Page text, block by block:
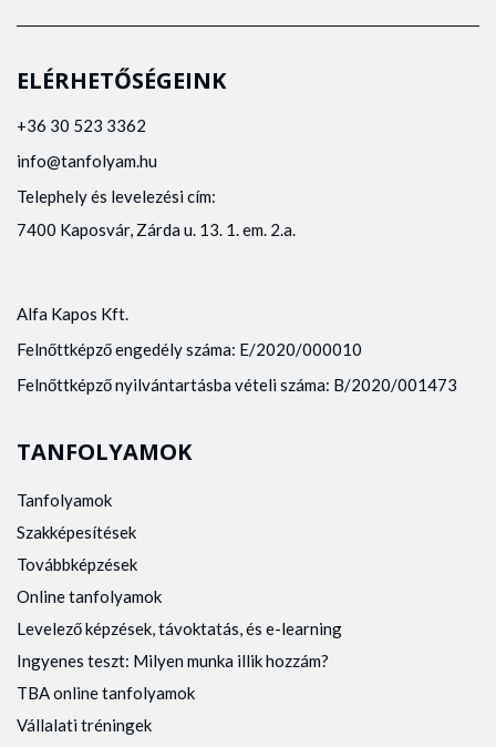
ELÉRHETŐSÉGEINK
+36 30 523 3362
info@tanfolyam.hu
Telephely és levelezési cím:
7400 Kaposvár, Zárda u. 13. 1. em. 2.a.
Alfa Kapos Kft.
Felnőttképző engedély száma: E/2020/000010
Felnőttképző nyilvántartásba vételi száma: B/2020/001473
TANFOLYAMOK
Tanfolyamok
Szakképesítések
Továbbképzések
Online tanfolyamok
Levelező képzések, távoktatás, és e-learning
Ingyenes teszt: Milyen munka illik hozzám?
TBA online tanfolyamok
Vállalati tréningek